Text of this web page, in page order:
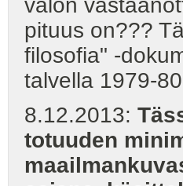
valon
pituus on???
filosofia" -
talvella 1979-
8.12.2013:
totuuden